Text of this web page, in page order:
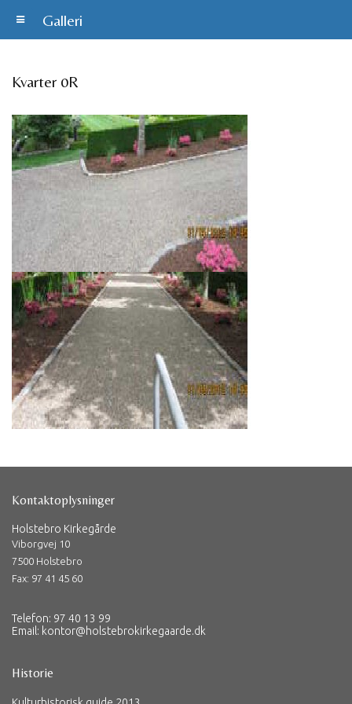
Galleri
Kvarter 0R
Kontaktoplysninger
Holstebro Kirkegårde
Viborgvej 10
7500 Holstebro
Fax: 97 41 45 60
Telefon: 97 40 13 99
Email: kontor@holstebrokirkegaarde.dk
Historie